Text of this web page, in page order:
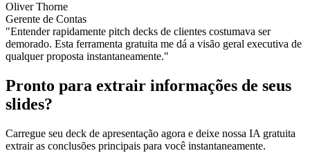
Oliver Thorne
Gerente de Contas
"Entender rapidamente pitch decks de clientes costumava ser
demorado. Esta ferramenta gratuita me dá a visão geral executiva de
qualquer proposta instantaneamente."
Pronto para extrair informações de seus
slides?
Carregue seu deck de apresentação agora e deixe nossa IA gratuita
extrair as conclusões principais para você instantaneamente.